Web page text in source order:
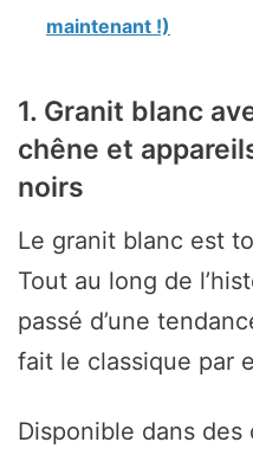
maintenant !)
1. Granit blanc
chêne et
noirs
Le granit blanc est
Tout au long de
passé d’une
fait le classique par
Disponible dans des